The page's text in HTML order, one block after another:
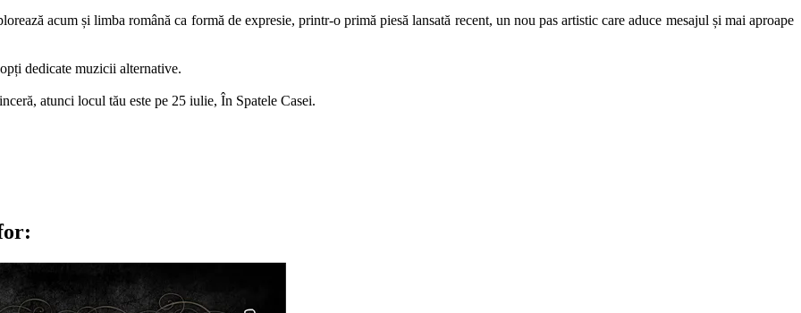
acum și limba română ca formă de expresie, printr-o primă piesă lansată recent, un nou pas artistic care aduce mesajul și mai aproape
dedicate muzicii alternative.
atunci locul tău este pe 25 iulie, În Spatele Casei.